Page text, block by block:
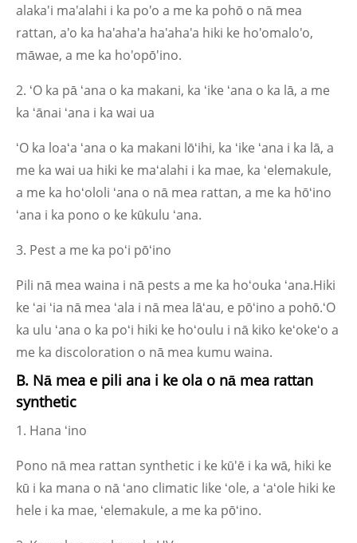
alaka'i ma'alahi i ka po'o a me ka pohō o nā mea
rattan, a'o ka ha'aha'a ha'aha'a hiki ke ho'omalo'o,
māwae, a me ka ho'opō'ino.
2. ʻO ka pā ʻana o ka makani, ka ʻike ʻana o ka lā, a me
ka ʻānai ʻana i ka wai ua
ʻO ka loaʻa ʻana o ka makani lōʻihi, ka ʻike ʻana i ka lā, a
me ka wai ua hiki ke maʻalahi i ka mae, ka ʻelemakule,
a me ka hoʻololi ʻana o nā mea rattan, a me ka hōʻino
ʻana i ka pono o ke kūkulu ʻana.
3. Pest a me ka poʻi pōʻino
Pili nā mea waina i nā pests a me ka hoʻouka ʻana.Hiki
ke ʻai ʻia nā mea ʻala i nā mea lāʻau, e pōʻino a pohō.ʻO
ka ulu ʻana o ka poʻi hiki ke hoʻoulu i nā kiko keʻokeʻo a
me ka discoloration o nā mea kumu waina.
B. Nā mea e pili ana i ke ola o nā mea rattan
synthetic
1. Hana ʻino
Pono nā mea rattan synthetic i ke kū'ē i ka wā, hiki ke
kū i ka mana o nā ʻano climatic like ʻole, a ʻaʻole hiki ke
hele i ka mae, ʻelemakule, a me ka pōʻino.